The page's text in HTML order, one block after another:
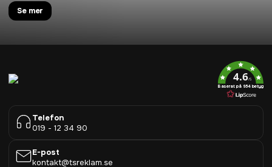
Se mer
4.6/5
Baserat på 954 betyg
Telefon
019 - 12 34 90
E-post
kontakt@tsreklam.se